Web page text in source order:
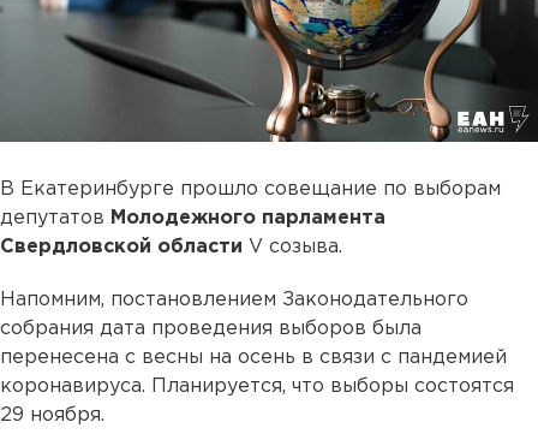
В Екатеринбурге прошло совещание по выборам
депутатов Молодежного парламента
Свердловской области V созыва.
Напомним, постановлением Законодательного
собрания дата проведения выборов была
перенесена с весны на осень в связи с пандемией
коронавируса. Планируется, что выборы состоятся
29 ноября.